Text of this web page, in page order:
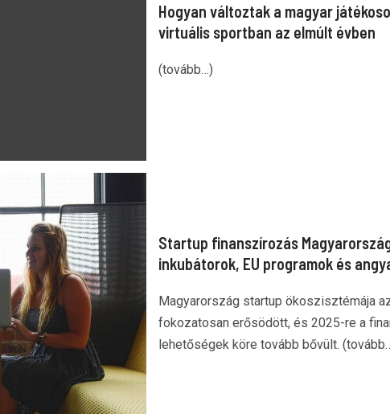
Hogyan változtak a magyar
virtuális sportban az elmúlt évben
(tovább…)
Startup finanszírozás
inkubátorok, EU programok és
Magyarország startup ökoszisztémája
fokozatosan erősödött, és 2025-re a
lehetőségek köre tovább bővült.